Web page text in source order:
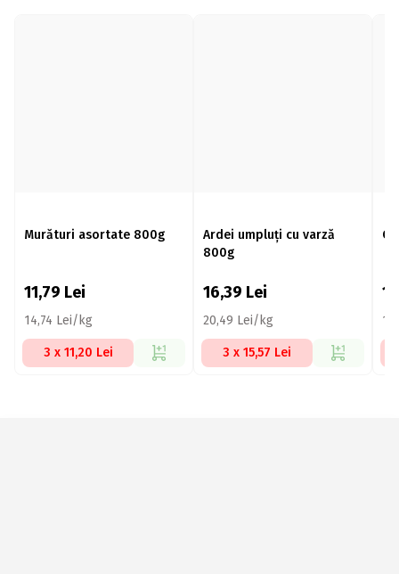
Murături asortate 800g
11,79 Lei
14,74 Lei/kg
3 x 11,20 Lei
Ardei umpluți cu varză
800g
16,39 Lei
20,49 Lei/kg
3 x 15,57 Lei